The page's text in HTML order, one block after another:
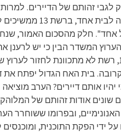
דק לגבי זהותם של הדיירים.
המלוהקים החדשים
אחד". חלק מהסכום האמור,
המשדר הבין כי יש
24/7 במהלך העונה הקרובה. בית
ובפרומו ששוחרר
ידי הפקת התוכנית,